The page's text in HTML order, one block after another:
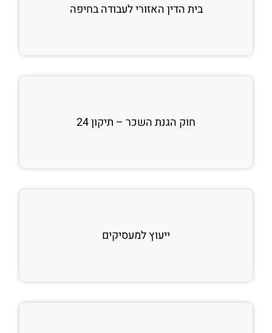
בית הדין האזורי לעבודה בחיפה
חוק הגנת השכר – תיקון 24
ייעוץ למעסיקים